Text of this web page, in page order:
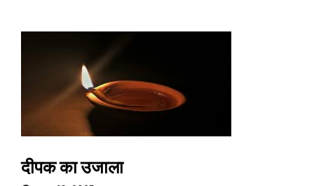
दीपक का उजाला